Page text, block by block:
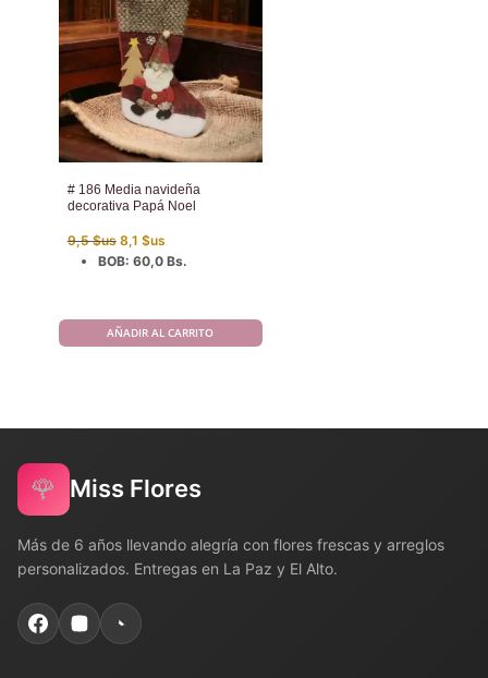
# 186 Media navideña
decorativa Papá Noel
9,5$us El
precio
original
8,1 $us
actual
BOB: 60,0 Bs.
AÑADIR AL CARRITO
🌹 Miss Flores
Más de 6 años llevando alegría con flores frescas y arreglos
personalizados. Entregas en La Paz y El Alto.